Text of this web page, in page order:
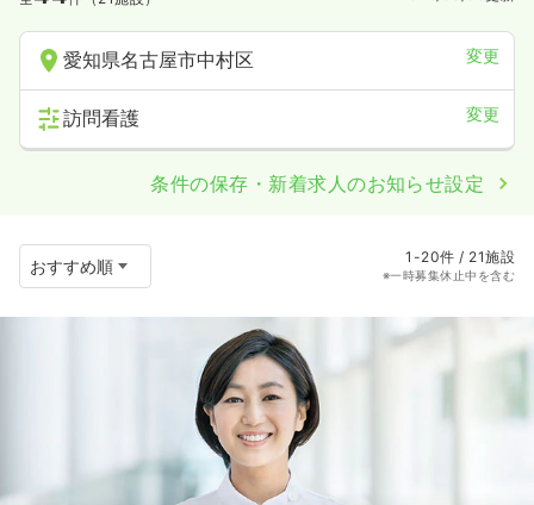
愛知県名古屋市中村区 変更
訪問看護 変更
条件の保存・新着求人のお知らせ設定
1-20件 / 21施設
※一時募集休止中を含む